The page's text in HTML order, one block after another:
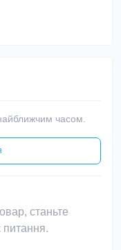
часом.
станьте
питання.